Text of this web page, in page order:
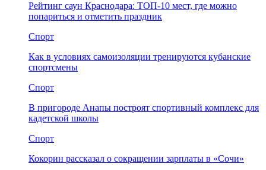
Рейтинг саун Краснодара: ТОП-10 мест, где можно
попариться и отметить праздник
Спорт
Как в условиях самоизоляции тренируются кубанские
спортсмены
Спорт
В пригороде Анапы построят спортивный комплекс для
кадетской школы
Спорт
Кокорин рассказал о сокращении зарплаты в «Сочи»